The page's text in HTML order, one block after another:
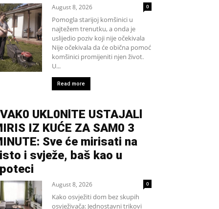
August 8, 2026 0
Pomogla starijoj komšinici u
najtežem trenutku, a onda je
uslijedio poziv koji nije očekivala
Nije očekivala da će obična pomoć
komšinici promijeniti njen život.
U...
Read more
UKL0NlTE USTAJALl
IZ KUĆE ZA SAM0 3
Sve će mirisati na
i svježe, baš kao u
August 8, 2026 0
Kako osvježiti dom bez skupih
osvježivača: Jednostavni trikovi